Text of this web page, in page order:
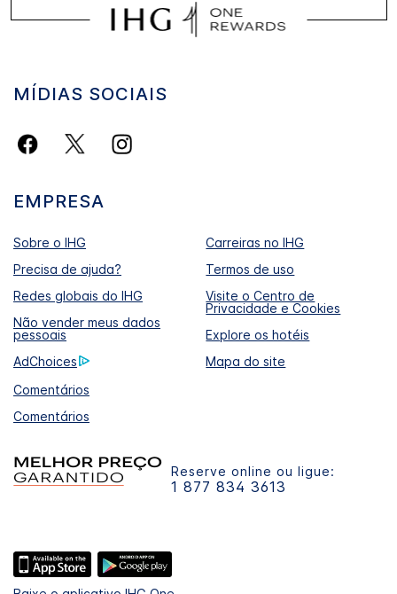
MÍDIAS SOCIAIS
EMPRESA
Sobre o IHG
Carreiras no IHG
Precisa de ajuda?
Termos de uso
Redes globais do IHG
Visite o Centro de
Privacidade e Cookies
Não vender meus dados
pessoais
Explore os hotéis
AdChoices
Mapa do site
Comentários
Comentários
Reserve online ou ligue:
1 877 834 3613